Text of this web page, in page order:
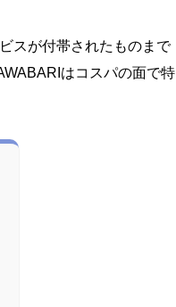
スが付帯されたものまで
はコスパの面で特